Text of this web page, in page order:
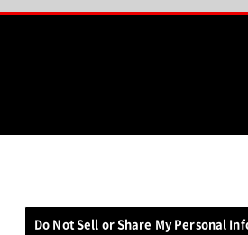
Do Not Sell or Share My Personal